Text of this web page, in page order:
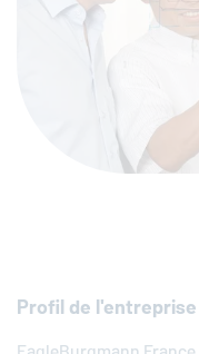
Profil de l'entreprise